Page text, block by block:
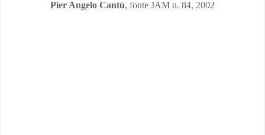
Pier Angelo Cantù, fonte JAM n. 84, 2002